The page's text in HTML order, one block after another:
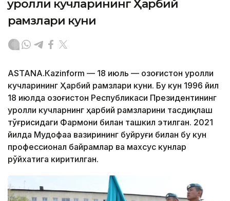
Қуролли кучларининг Ҳарбий
рамзлари куни
АSTANА.Кazinform — 18 июль — Қозоғистон Қуролли
кучларининг Ҳарбий рамзлари куни. Бу кун 1996 йил
18 июлда Қозоғистон Республикаси Президентининг
Қуролли кучларнинг ҳарбий рамзларини тасдиқлаш
тўғрисидаги Фармони билан ташкил этилган. 2021
йилда Мудофаа вазирининг буйруғи билан бу кун
профессионал байрамлар ва махсус кунлар
рўйхатига киритилган.